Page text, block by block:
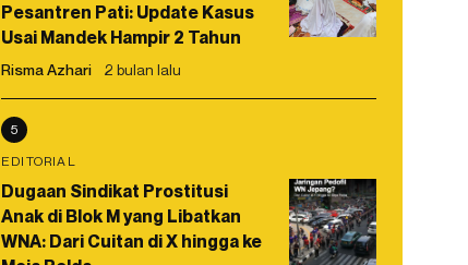
Pesantren Pati: Update Kasus
Usai Mandek Hampir 2 Tahun
Risma Azhari 2 bulan lalu
5
EDITORIAL
Dugaan Sindikat Prostitusi
Anak di Blok M yang Libatkan
WNA: Dari Cuitan di X hingga ke